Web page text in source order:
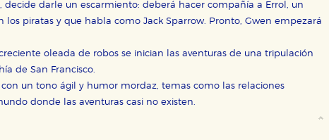
darle un escarmiento: deberá hacer compañía a Errol, un
piratas y que habla como Jack Sparrow. Pronto, Gwen empezará
oleada de robos se inician las aventuras de una tripulación
de San Francisco.
un tono ágil y humor mordaz, temas como las relaciones
donde las aventuras casi no existen.
cookies